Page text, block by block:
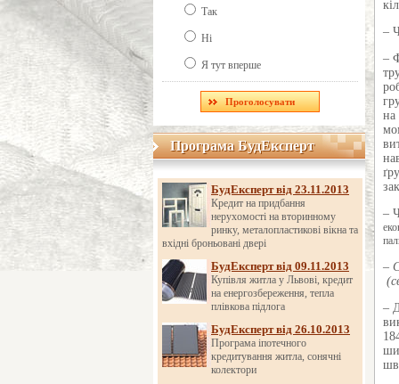
Так
Ні
Я тут вперше
Програма БудЕксперт
Програма БудЕксперт
БудЕксперт від 23.11.2013
Кредит на придбання
нерухомості на вторинному
ринку, металопластикові вікна та
вхідні броньовані двері
БудЕксперт від 09.11.2013
Купівля житла у Львові, кредит
на енергозбереження, тепла
плівкова підлога
БудЕксперт від 26.10.2013
Програма іпотечного
кредитування житла, сонячні
колектори
–
–
на
–
–
–